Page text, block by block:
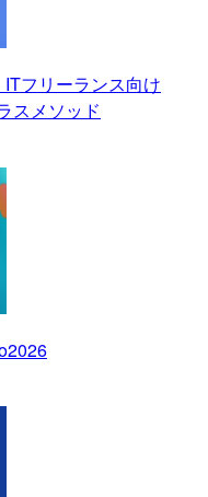
ITフリーランス向け
スメソッド